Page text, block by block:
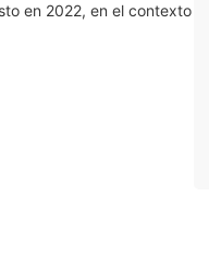
en 2022, en el contexto